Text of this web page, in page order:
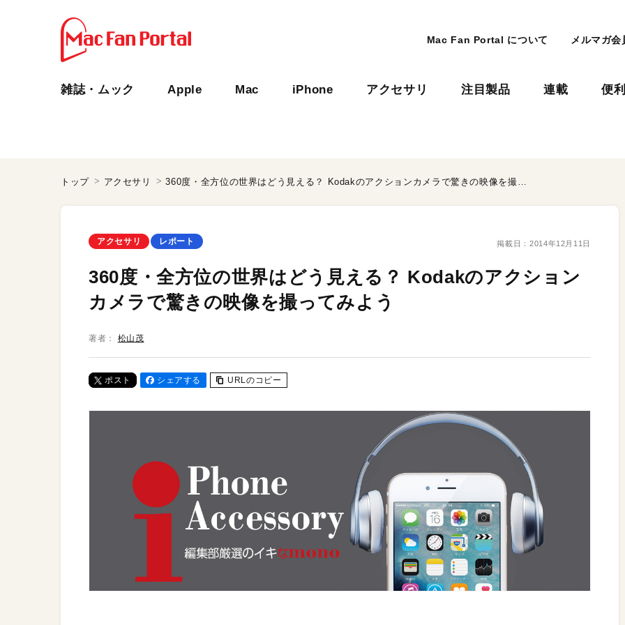
Mac Fan Portal について メルマガ会
雑誌・ムック Apple Mac iPhone アクセサリ 注目製品 連載 便
トップ アクセサリ 360度・全方位の世界はどう見える？ Kodakのアクションカメラで驚きの映像を撮ってみよう
アクセサリ レポート 掲載日： 2014年12月11日
360度・全方位の世界はどう見える？ Kodakのアクション
カメラで驚きの映像を撮ってみよう
著者： 松山茂
ポスト シェアする URLのコピー